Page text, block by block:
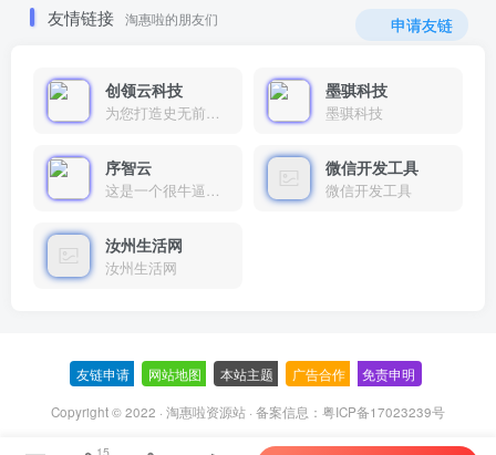
友情链接 淘惠啦的朋友们 申请友链
创领云科技
为您打造史无前例的应用产品带您认识新时代产品的创新
墨骐科技
墨骐科技
序智云
这是一个很牛逼的开发者，要开发找他准行！
微信开发工具
微信开发工具
汝州生活网
汝州生活网
友链申请 网站地图 本站主题 广告合作 免责申明
Copyright © 2022 · 淘惠啦资源站 · 备案信息： 粤ICP备17023239号